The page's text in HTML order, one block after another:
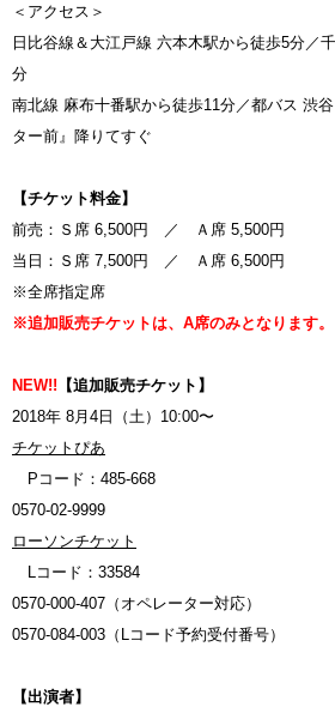
＜アクセス＞
日比谷線＆大江戸線 六本木駅から徒歩5分／
分
南北線 麻布十番駅から徒歩11分／都バス 渋
ター前』降りてすぐ
【チケット料金】
前売：Ｓ席 6,500円 ／ Ａ席 5,500円
当日：Ｓ席 7,500円 ／ Ａ席 6,500円
※全席指定席
※追加販売チケットは、A席のみとなります。
NEW!! 【追加販売チケット】
2018年 8月4日（土）10:00〜
チケットぴあ
Pコード：485-668
0570-02-9999
ローソンチケット
Lコード：33584
0570-000-407（オペレーター対応）
0570-084-003（Lコード予約受付番号）
【出演者】